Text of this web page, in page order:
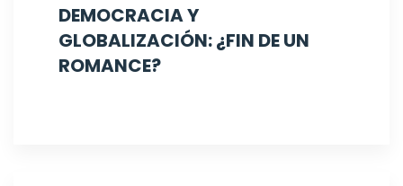
DEMOCRACIA Y
GLOBALIZACIÓN: ¿FIN DE UN
ROMANCE?